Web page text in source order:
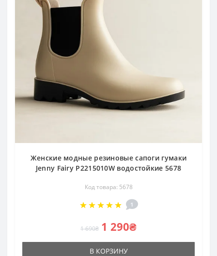
Женские модные резиновые сапоги гумаки
Jenny Fairy P2215010W водостойкие 5678
Код товара: 5678
1
1 690₴ 1 290₴
В КОРЗИНУ